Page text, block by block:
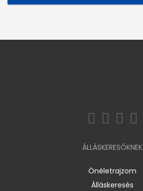
ÁLLÁSKERESŐKNEK
Önéletrajzom
Álláskeresés